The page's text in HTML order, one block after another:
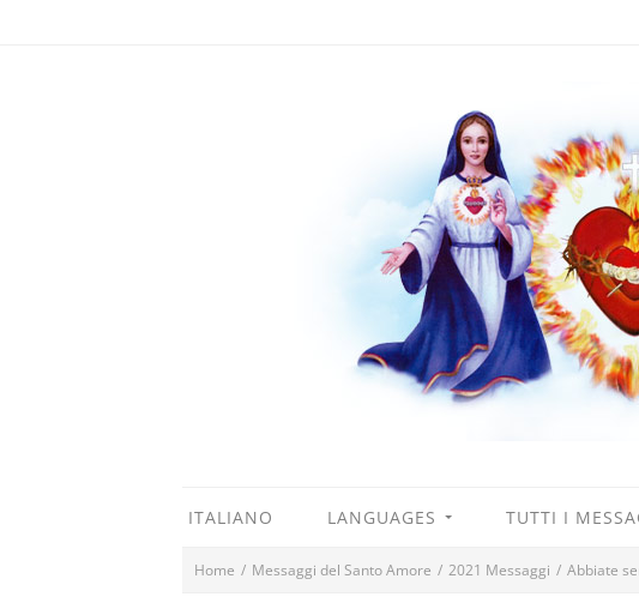
ITALIANO LANGUAGES TUTTI I
Home / Messaggi del Santo Amore / 2021 Messaggi / Abbiate